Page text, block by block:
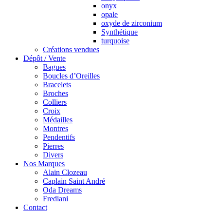
onyx
opale
oxyde de zirconium
Synthétique
turquoise
Créations vendues
Dépôt / Vente
Bagues
Boucles d’Oreilles
Bracelets
Broches
Colliers
Croix
Médailles
Montres
Pendentifs
Pierres
Divers
Nos Marques
Alain Clozeau
Caplain Saint André
Oda Dreams
Frediani
Contact